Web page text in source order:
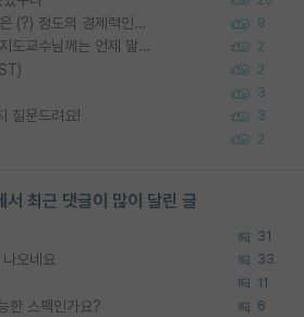
박사진학하기에 2억은 괜찮은 (?) 정도의 경제력인가요 9
타대학원 컨텍 준비중인데, 지도교수님께는 언제 말씀드려야 할까요? 2
2
3
질문드려요! 3
2
최근 댓글이 많이 달린 글
31
오네요 33
11
한 스펙인가요? 6